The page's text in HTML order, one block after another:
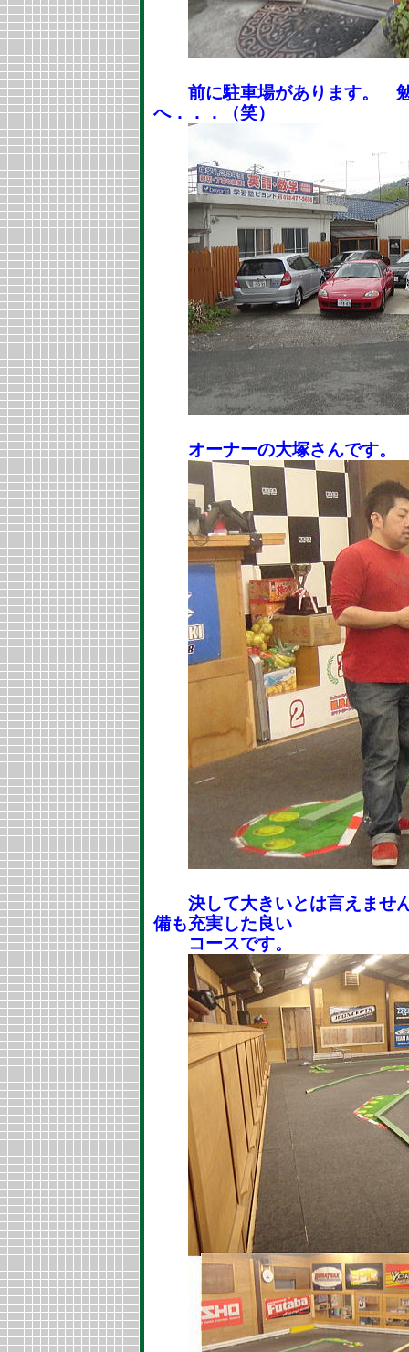
前に駐車場があります。 勉
へ．．．（笑）
オーナーの大塚さんです。
決して大きいとは言えませ
備も充実した良い
コースです。